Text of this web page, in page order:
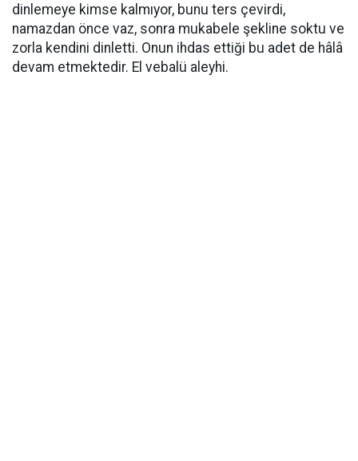
dinlemeye kimse kalmıyor, bunu ters çevirdi,
namazdan önce vaz, sonra mukabele şekline soktu ve
zorla kendini dinletti. Onun ihdas ettiği bu adet de hâlâ
devam etmektedir. El vebalü aleyhi.